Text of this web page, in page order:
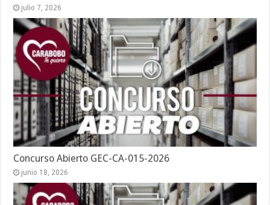
julio 7, 2026
Concurso Abierto GEC-CA-015-2026
junio 18, 2026